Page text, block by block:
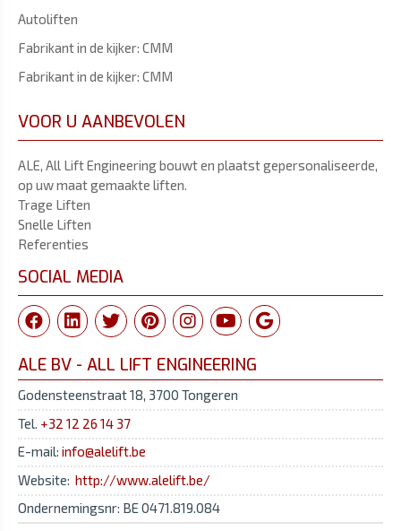
Autoliften
Fabrikant in de kijker: CMM
Fabrikant in de kijker: CMM
VOOR U AANBEVOLEN
ALE, All Lift Engineering bouwt en plaatst gepersonaliseerde,
op uw maat gemaakte liften.
Trage Liften
Snelle Liften
Referenties
SOCIAL MEDIA
ALE BV - ALL LIFT ENGINEERING
Godensteenstraat 18, 3700 Tongeren
Tel. +32 12 26 14 37
E-mail: info@alelift.be
Website: http://www.alelift.be/
Ondernemingsnr: BE 0471.819.084